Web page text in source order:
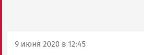
9 июня 2020 в 12:45